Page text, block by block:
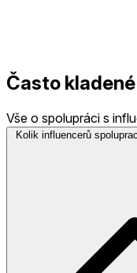
Často
Vše o spolupráci s
Kolik influencerů